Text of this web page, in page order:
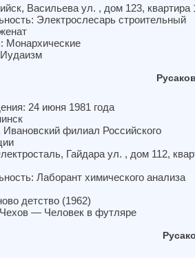
Васильева ул. , дом 123, квартира
Электрослесарь строительный
Монархические
24 июня 1981 года
филиал Российского
Гайдара ул. , дом 112,
Лаборант химического анализа
детство (1962)
— Человек в футляре